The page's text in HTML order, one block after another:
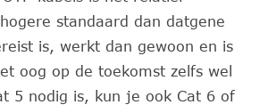
standaard dan datgene
is, werkt dan gewoon en is
oog op de toekomst zelfs wel
5 nodig is, kun je ook Cat 6 of